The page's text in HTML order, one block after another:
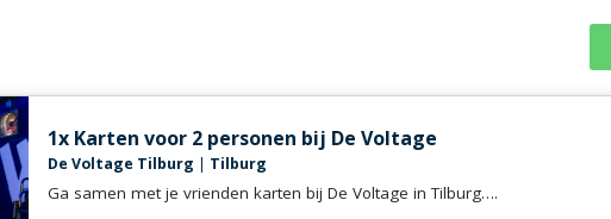
1x Karten voor 2 personen bij De Voltage
De Voltage Tilburg | Tilburg
Ga samen met je vrienden karten bij De Voltage in Tilburg….